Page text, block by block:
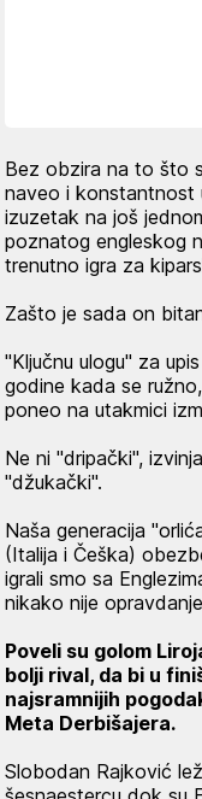
Bez obzira na to što
naveo i konstantnost
izuzetak na još
poznatog engleskog
trenutno igra za
Zašto je sada on
"Ključnu ulogu" za
godine kada se
poneo na utakmici
Ne ni "dripački",
"džukački".
Naša generacija
(Italija i Češka)
igrali smo sa
nikako nije
Poveli su golom
bolji rival, da bi u
najsramnijih
Meta Derbišajera.
Slobodan Rajković